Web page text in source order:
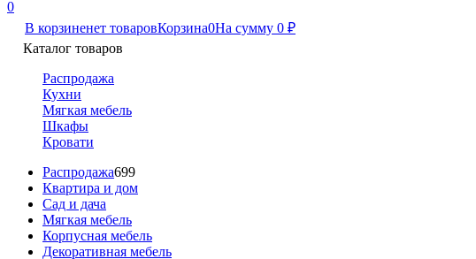
0
В корзиненет товаровКорзина0На сумму 0 ₽
Каталог товаров
Распродажа
Кухни
Мягкая мебель
Шкафы
Кровати
Распродажа699
Квартира и дом
Сад и дача
Мягкая мебель
Корпусная мебель
Декоративная мебель